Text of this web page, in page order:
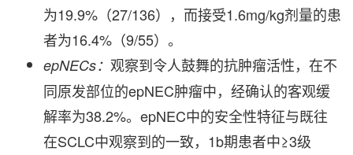
为19.9%（27/136），而接受1.6mg/kg剂量的患
者为16.4%（9/55）。
epNECs： 观察到令人鼓舞的抗肿瘤活性，在不
同原发部位的epNEC肿瘤中，经确认的客观缓
解率为38.2%。epNEC中的安全性特征与既往
在SCLC中观察到的一致，1b期患者中≥3级